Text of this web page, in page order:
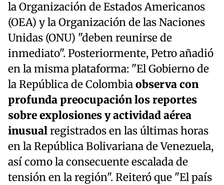
la Organización de Estados Americanos
(OEA) y la Organización de las Naciones
Unidas (ONU) "deben reunirse de
inmediato". Posteriormente, Petro añadió
en la misma plataforma: "El Gobierno de
la República de Colombiaobserva con
profunda preocupación los reportes
sobre explosiones y actividad aérea
inusualregistrados en las últimas horas
en la República Bolivariana de Venezuela,
así como la consecuente escalada de
tensión en la región". Reiteró que "El país